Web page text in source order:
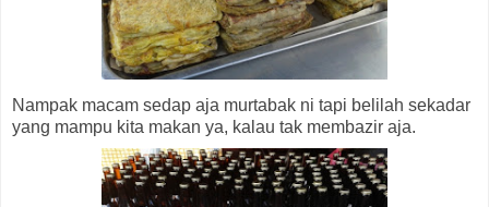
Nampak macam sedap aja murtabak ni tapi belilah sekadar
yang mampu kita makan ya, kalau tak membazir aja.